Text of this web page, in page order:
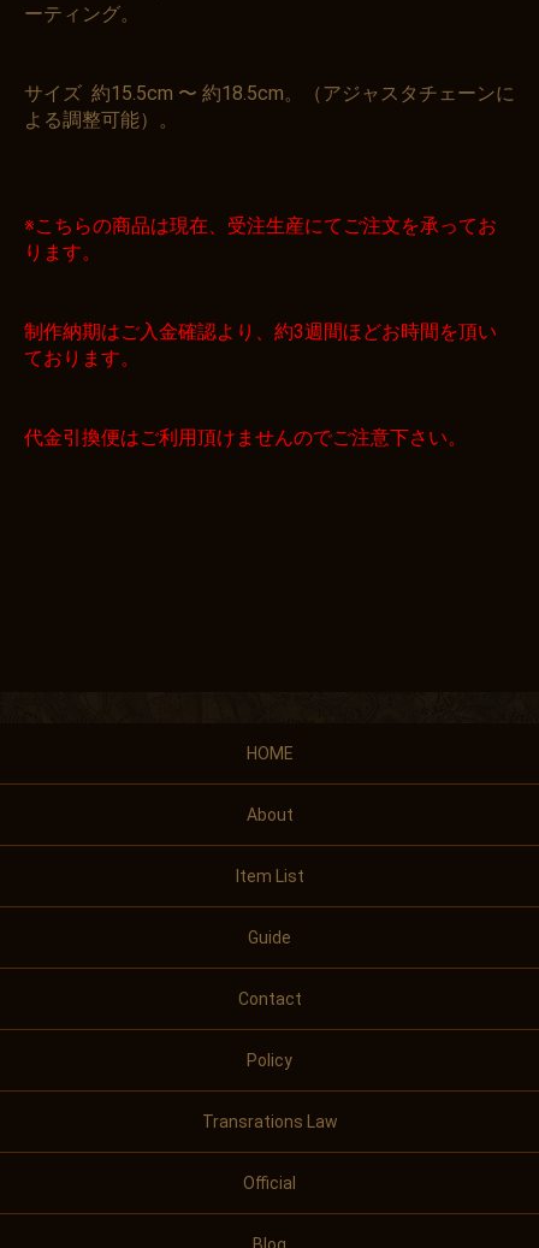
ーティング。
サイズ 約15.5cm 〜 約18.5cm。（アジャスタチェーンに
よる調整可能）。
※こちらの商品は現在、受注生産にてご注文を承ってお
ります。
制作納期はご入金確認より、約3週間ほどお時間を頂い
ております。
代金引換便はご利用頂けませんのでご注意下さい。
HOME
About
Item List
Guide
Contact
Policy
Transrations Law
Official